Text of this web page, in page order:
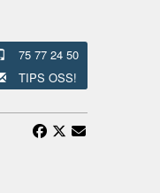
75 77 24 50
TIPS OSS!